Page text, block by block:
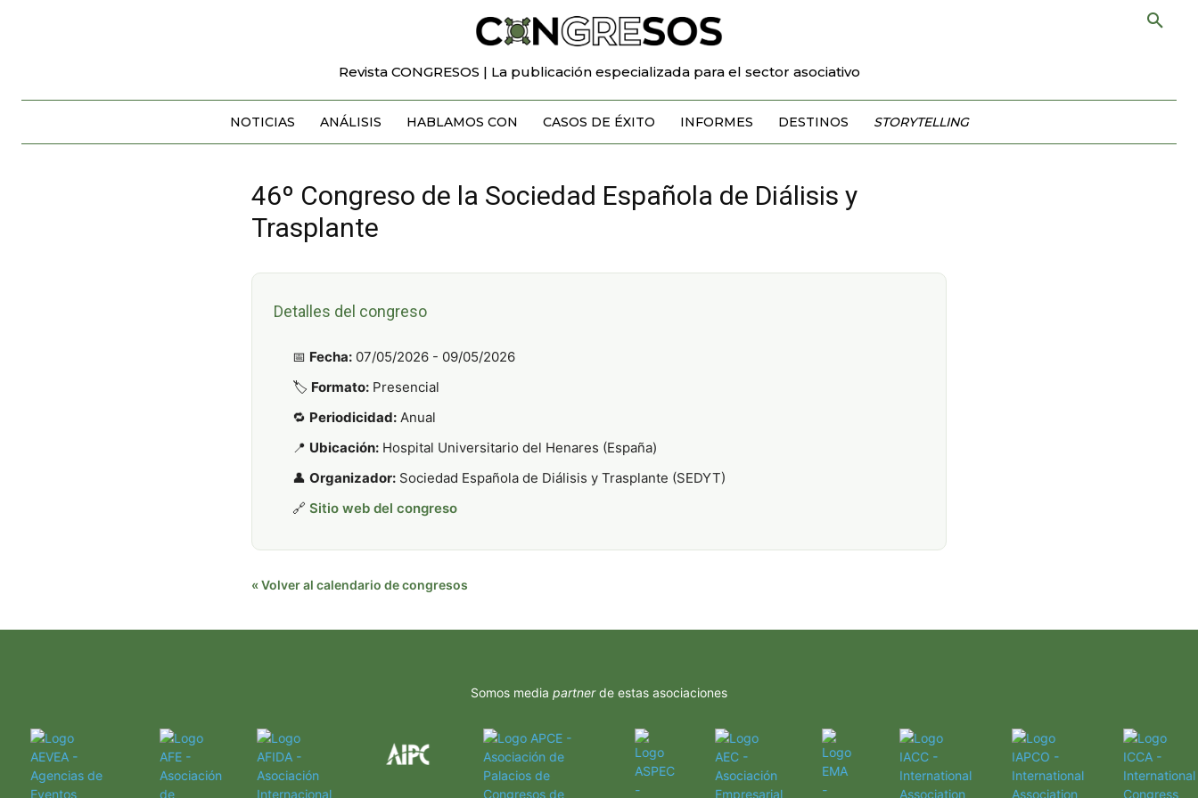
Revista CONGRESOS | La publicación especializada para el sector asociativo
NOTICIAS ANÁLISIS HABLAMOS CON CASOS DE ÉXITO INFORMES DESTINOS STORYTELLING
46º Congreso de la Sociedad Española de Diálisis y
Trasplante
Detalles del congreso
📅 Fecha: 07/05/2026 - 09/05/2026
🏷️ Formato: Presencial
🔁 Periodicidad: Anual
📍 Ubicación: Hospital Universitario del Henares (España)
👤 Organizador: Sociedad Española de Diálisis y Trasplante (SEDYT)
🔗 Sitio web del congreso
« Volver al calendario de congresos
Somos media partnerde estas asociaciones